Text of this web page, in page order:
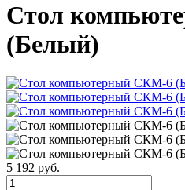
Стол
(Белый)
5 192 руб.